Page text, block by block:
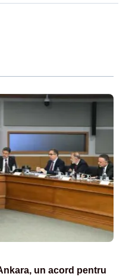
un acord pentru